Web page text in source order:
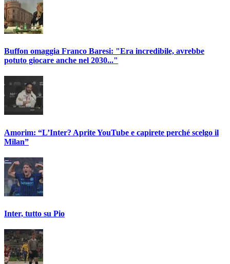
Buffon omaggia Franco Baresi: "Era incredibile, avrebbe
potuto giocare anche nel 2030..."
Amorim: “L’Inter? Aprite YouTube e capirete perché scelgo il
Milan”
Inter, tutto su Pio